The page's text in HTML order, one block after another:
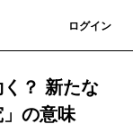
ログイン
？ 新たな
の意味